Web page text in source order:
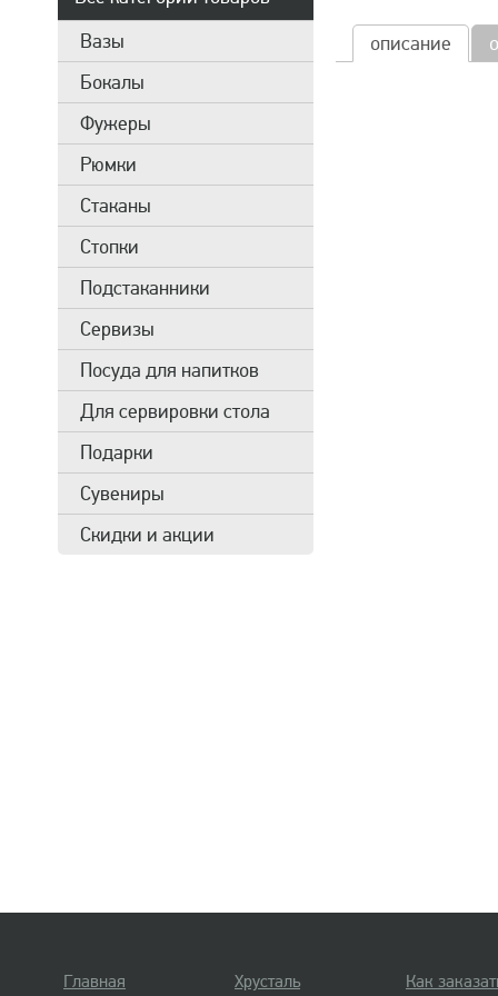
Вазы
Бокалы
Фужеры
Рюмки
Стаканы
Стопки
Подстаканники
Сервизы
Посуда для напитков
Для сервировки стола
Подарки
Сувениры
Скидки и акции
описание
Главная Хрусталь Как